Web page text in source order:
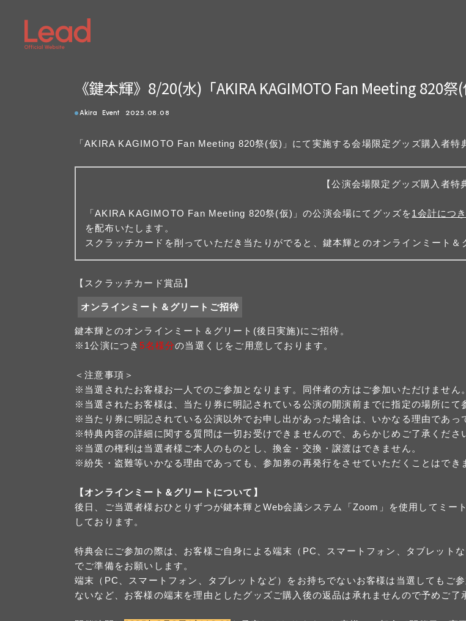
《鍵本輝》8/20(水)「AKIRA KAGIMOTO Fan Meeting 820
Akira Event 2025.08.08
「AKIRA KAGIMOTO Fan Meeting 820祭(仮)」にて実施する会場限定グッズ購入者特
【公演会場限定グッズ購入者特
「AKIRA KAGIMOTO Fan Meeting 820祭(仮)」の公演会場にてグッズを1会計につ
を配布いたします。
スクラッチカードを削っていただき当たりがでると、鍵本輝とのオンラインミート
【スクラッチカード賞品】
オンラインミート＆グリートご招待
鍵本輝とのオンラインミート＆グリート(後日実施)にご招待。
※1公演につき 5名様分の当選くじをご用意しております。
＜注意事項＞
※当選されたお客様お一人でのご参加となります。同伴者の方はご参加いただけません。
※当選されたお客様は、当たり券に明記されている公演の開演前までに指定の場所にて
※当たり券に明記されている公演以外でお申し出があった場合は、いかなる理由であっ
※特典内容の詳細に関する質問は一切お受けできませんので、あらかじめご了承くださ
※当選の権利は当選者様ご本人のものとし、換金・交換・譲渡はできません。
※紛失・盗難等いかなる理由であっても、参加券の再発行をさせていただくことはでき
【オンラインミート＆グリートについて】
後日、ご当選者様おひとりずつが鍵本輝とWeb会議システム「Zoom」を使用してミー
しております。
特典会にご参加の際は、お客様ご自身による端末（PC、スマートフォン、タブレット
でご準備をお願いします。
端末（PC、スマートフォン、タブレットなど）をお持ちでないお客様は当選してもご
ないなど、お客様の端末を理由としたグッズご購入後の返品は承れませんので予めご了